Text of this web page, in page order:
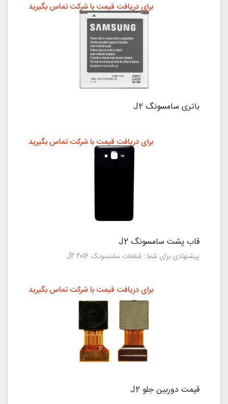
باتری سامسونگ J2
برای دریافت قیمت با شرکت تماس بگیرید
قاب پشت سامسونگ J2
پیشنهادی برای شما : قطعات سامسونگ J2 2016
برای دریافت قیمت با شرکت تماس بگیرید
قیمت دوربین جلو J2
برای دریافت قیمت با شرکت تماس بگیرید